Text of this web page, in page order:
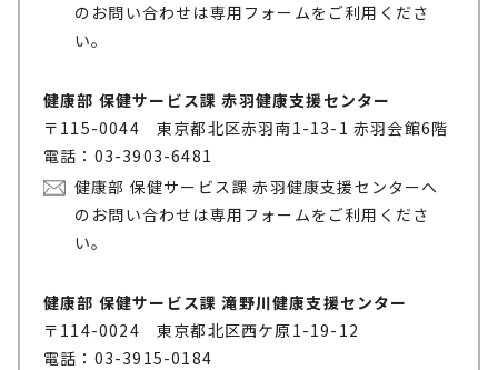
のお問い合わせは専用フォームをご利用くださ
い。
健康部 保健サービス課 赤羽健康支援センター
〒115-0044 東京都北区赤羽南1-13-1 赤羽会館6階
電話：03-3903-6481
健康部 保健サービス課 赤羽健康支援センターへ
のお問い合わせは専用フォームをご利用くださ
い。
健康部 保健サービス課 滝野川健康支援センター
〒114-0024 東京都北区西ケ原1-19-12
電話：03-3915-0184